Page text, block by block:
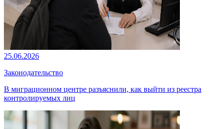
25.06.2026
Законодательство
В миграционном центре разъяснили, как выйти из реестра
контролируемых лиц